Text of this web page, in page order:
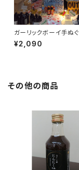
ガーリックボーイ手ぬ
¥2,090
その他の商品